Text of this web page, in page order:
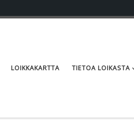
LOIKKAKARTTA TIETOA LOIKASTA